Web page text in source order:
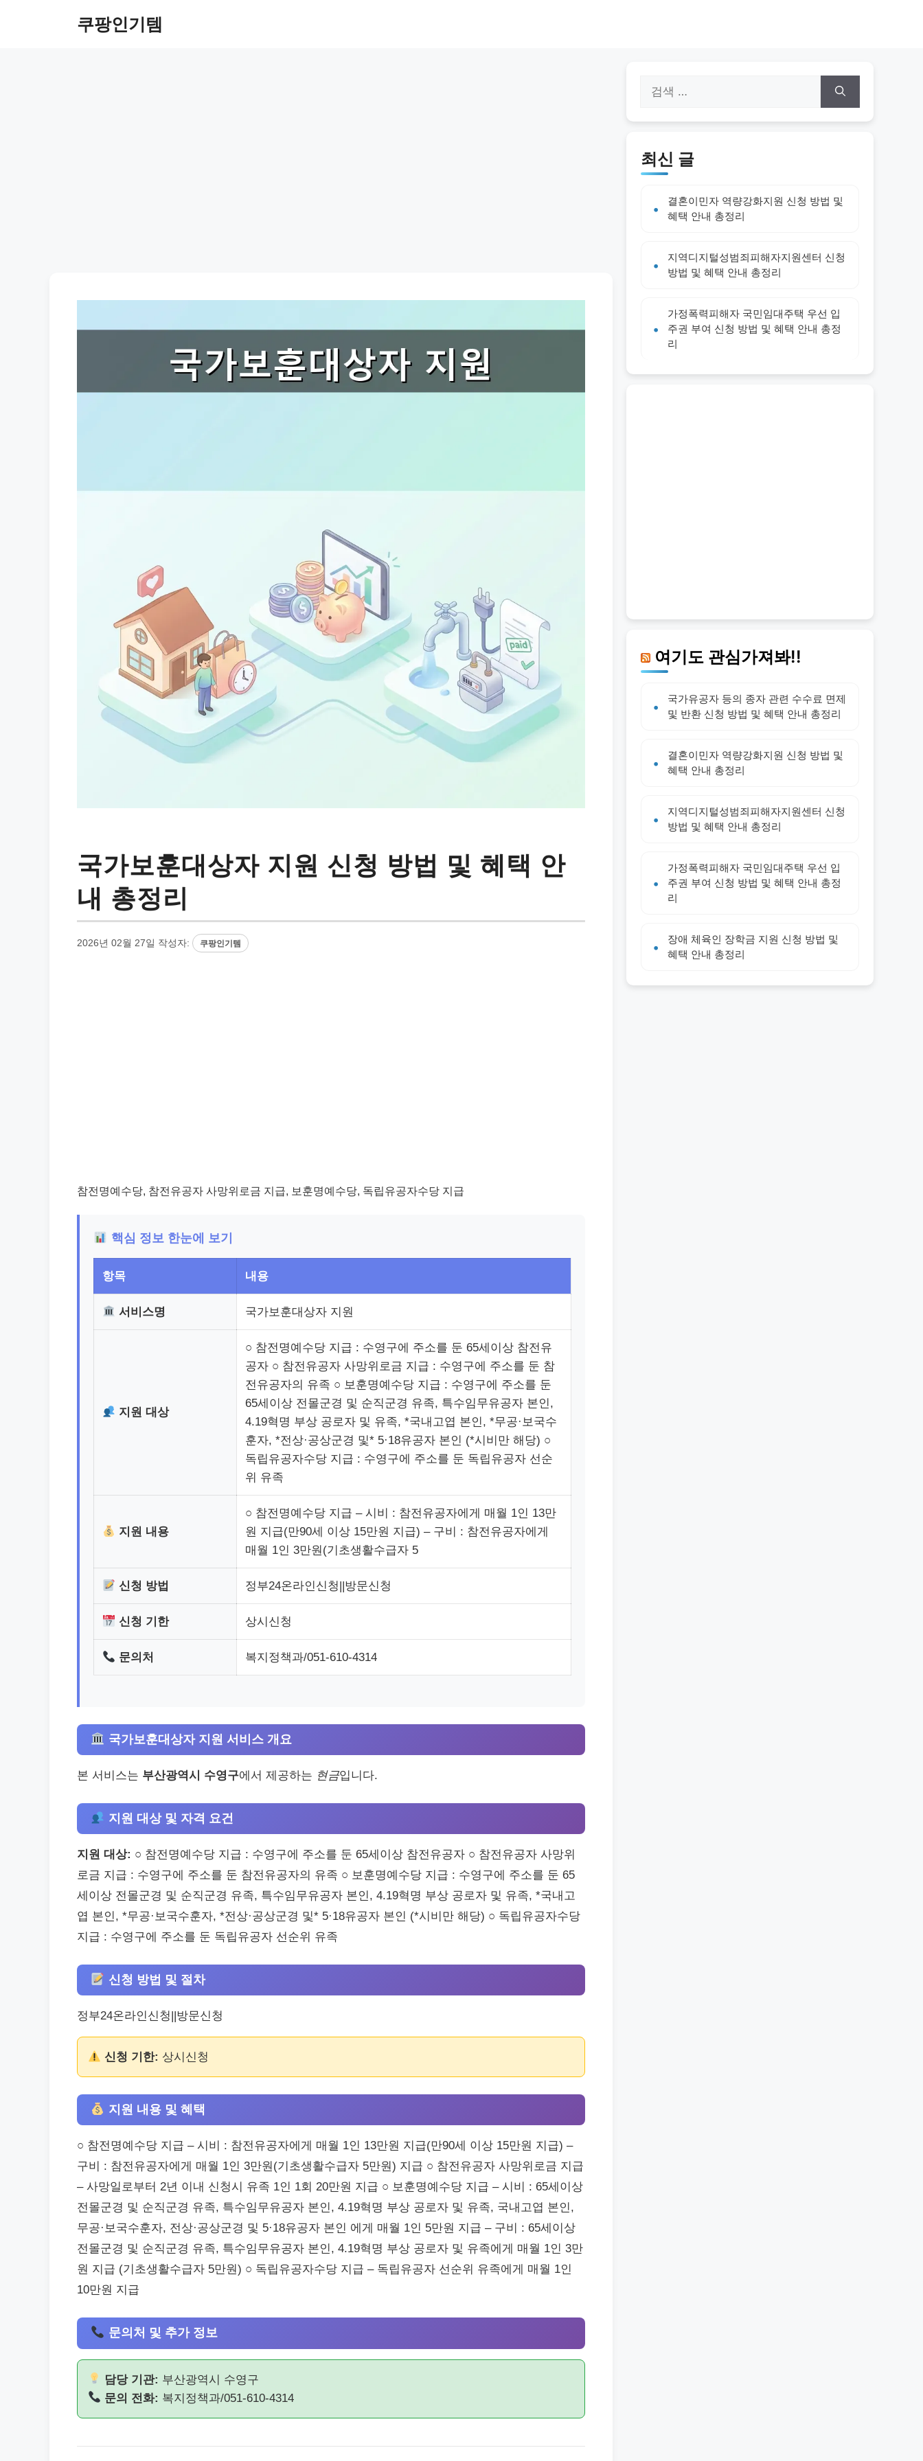
쿠팡인기템
국가보훈대상자 지원 신청 방법 및 혜택 안
내 총정리
2026년 02월 27일 작성자: 쿠팡인기템
참전명예수당, 참전유공자 사망위로금 지급, 보훈명예수당, 독립유공자수당 지급
핵심 정보 한눈에 보기
항목 내용
서비스명 국가보훈대상자 지원
지원 대상
○ 참전명예수당 지급 : 수영구에 주소를 둔 65세이상 참전유
공자 ○ 참전유공자 사망위로금 지급 : 수영구에 주소를 둔 참
전유공자의 유족 ○ 보훈명예수당 지급 : 수영구에 주소를 둔
65세이상 전몰군경 및 순직군경 유족, 특수임무유공자 본인,
4.19혁명 부상 공로자 및 유족, *국내고엽 본인, *무공·보국수
훈자, *전상·공상군경 및* 5·18유공자 본인 (*시비만 해당) ○
독립유공자수당 지급 : 수영구에 주소를 둔 독립유공자 선순
위 유족
지원 내용
○ 참전명예수당 지급 – 시비 : 참전유공자에게 매월 1인 13만
원 지급(만90세 이상 15만원 지급) – 구비 : 참전유공자에게
매월 1인 3만원(기초생활수급자 5
신청 방법 정부24온라인신청||방문신청
신청 기한 상시신청
문의처 복지정책과/051-610-4314
국가보훈대상자 지원 서비스 개요
본 서비스는 부산광역시 수영구에서 제공하는 현금입니다.
지원 대상 및 자격 요건
지원 대상: ○ 참전명예수당 지급 : 수영구에 주소를 둔 65세이상 참전유공자 ○ 참전유공자 사망위
로금 지급 : 수영구에 주소를 둔 참전유공자의 유족 ○ 보훈명예수당 지급 : 수영구에 주소를 둔 65
세이상 전몰군경 및 순직군경 유족, 특수임무유공자 본인, 4.19혁명 부상 공로자 및 유족, *국내고
엽 본인, *무공·보국수훈자, *전상·공상군경 및* 5·18유공자 본인 (*시비만 해당) ○ 독립유공자수당
지급 : 수영구에 주소를 둔 독립유공자 선순위 유족
신청 방법 및 절차
정부24온라인신청||방문신청
신청 기한: 상시신청
지원 내용 및 혜택
○ 참전명예수당 지급 – 시비 : 참전유공자에게 매월 1인 13만원 지급(만90세 이상 15만원 지급) –
구비 : 참전유공자에게 매월 1인 3만원(기초생활수급자 5만원) 지급 ○ 참전유공자 사망위로금 지급
– 사망일로부터 2년 이내 신청시 유족 1인 1회 20만원 지급 ○ 보훈명예수당 지급 – 시비 : 65세이상
전몰군경 및 순직군경 유족, 특수임무유공자 본인, 4.19혁명 부상 공로자 및 유족, 국내고엽 본인,
무공·보국수훈자, 전상·공상군경 및 5·18유공자 본인 에게 매월 1인 5만원 지급 – 구비 : 65세이상
전몰군경 및 순직군경 유족, 특수임무유공자 본인, 4.19혁명 부상 공로자 및 유족에게 매월 1인 3만
원 지급 (기초생활수급자 5만원) ○ 독립유공자수당 지급 – 독립유공자 선순위 유족에게 매월 1인
10만원 지급
문의처 및 추가 정보
담당 기관: 부산광역시 수영구
문의 전화: 복지정책과/051-610-4314
색:
최신 글
결혼이민자 역량강화지원 신청 방법 및
혜택 안내 총정리
지역디지털성범죄피해자지원센터 신청
방법 및 혜택 안내 총정리
가정폭력피해자 국민임대주택 우선 입
주권 부여 신청 방법 및 혜택 안내 총정
리
여기도 관심가져봐!!
국가유공자 등의 종자 관련 수수료 면제
및 반환 신청 방법 및 혜택 안내 총정리
결혼이민자 역량강화지원 신청 방법 및
혜택 안내 총정리
지역디지털성범죄피해자지원센터 신청
방법 및 혜택 안내 총정리
가정폭력피해자 국민임대주택 우선 입
주권 부여 신청 방법 및 혜택 안내 총정
리
장애 체육인 장학금 지원 신청 방법 및
혜택 안내 총정리